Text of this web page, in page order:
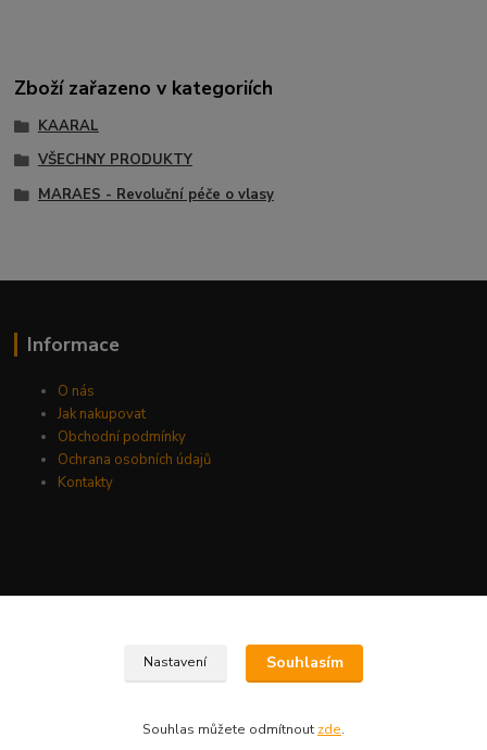
Zboží zařazeno v kategoriích
KAARAL
VŠECHNY PRODUKTY
MARAES - Revoluční péče o vlasy
Informace
O nás
Jak nakupovat
Obchodní podmínky
Ochrana osobních údajů
Kontakty
Nastavení Souhlasím
Souhlas můžete odmítnout zde.